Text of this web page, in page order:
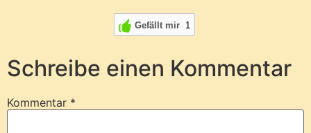
Gefällt mir 1
Schreibe einen Kommentar
Kommentar *